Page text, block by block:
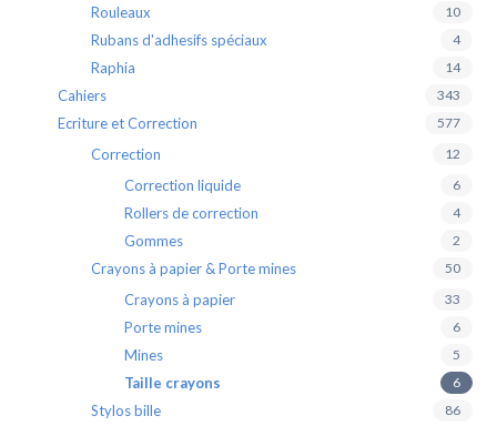
Rouleaux 10
Rubans d'adhesifs spéciaux 4
Raphia 14
Cahiers 343
Ecriture et Correction 577
Correction 12
Correction liquide 6
Rollers de correction 4
Gommes 2
Crayons à papier & Porte mines 50
Crayons à papier 33
Porte mines 6
Mines 5
Taille crayons 6
Stylos bille 86